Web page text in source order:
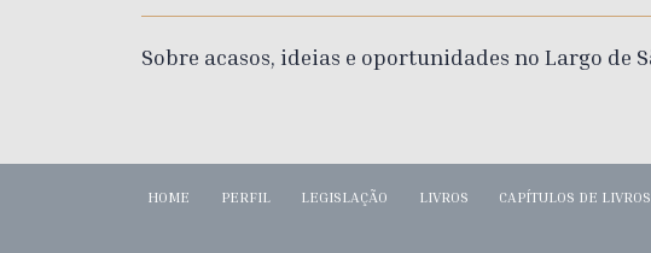
Sobre acasos, ideias e oportunidades no Largo de
HOME PERFIL LEGISLAÇÃO LIVROS CAPÍTULOS DE LIVROS